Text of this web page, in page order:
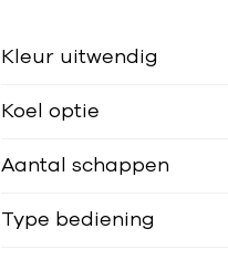
Kleur uitwendig
Koel optie
Aantal schappen
Type bediening